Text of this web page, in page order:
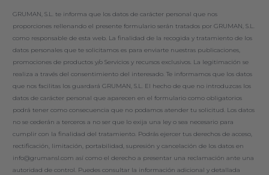
GRUMAN, S.L. te informa que los datos de carácter personal que nos
proporciones rellenando el presente formulario serán tratados por GRUMAN, S.L.
como responsable de esta web. La finalidad de la recogida y tratamiento de los
datos personales que te solicitamos es para enviarte nuestras publicaciones,
promociones de productos y/o Servicios y recursos exclusivos. La legitimación se
realiza a través del consentimiento del interesado. Te informamos que los datos
que nos facilitas los guardará GRUMAN, S.L. El hecho de que no introduzcas los
datos de carácter personal que aparecen en el formulario como obligatorios
podrá tener como consecuencia que no podamos atender tu solicitud. Los datos
no se cederán a terceros a no ser que lo exija una ley o sea necesario para
cumplir con la finalidad del tratamiento. Podrás ejercer tus derechos de acceso,
rectificación, limitación, portabilidad, supresión y cancelación de los datos en
info@grumansl.com así como el derecho a presentar una reclamación ante una
autoridad de control. Puedes consultar la información adicional y detallada